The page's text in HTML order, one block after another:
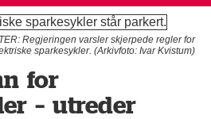
Regjeringen varsler skjerpede regler for
sparkesykler. (Arkivfoto: Ivar Kvistum)
for
– utreder